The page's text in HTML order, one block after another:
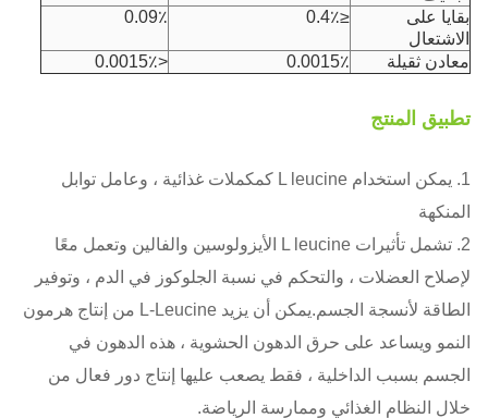
بقايا على
الاشتعال
≤0.4٪ 0.09٪
معادن ثقيلة 0.0015٪ <0.0015٪
تطبيق المنتج
1. يمكن استخدام L leucine كمكملات غذائية ، وعامل توابل
المنكهة
2. تشمل تأثيرات L leucine الأيزولوسين والفالين وتعمل معًا
لإصلاح العضلات ، والتحكم في نسبة الجلوكوز في الدم ، وتوفير
الطاقة لأنسجة الجسم.يمكن أن يزيد L-Leucine من إنتاج هرمون
النمو ويساعد على حرق الدهون الحشوية ، هذه الدهون في
الجسم بسبب الداخلية ، فقط يصعب عليها إنتاج دور فعال من
خلال النظام الغذائي وممارسة الرياضة.